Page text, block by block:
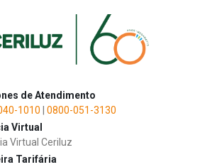
de Atendimento
1010
0800-051-3130
Virtual
Virtual Ceriluz
Tarifária